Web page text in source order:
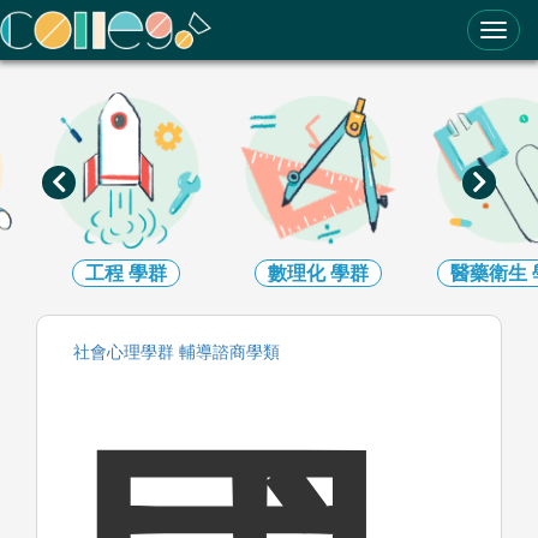
ColleGo! 大學選才與高中育才輔助系統
工程 學群 數理化學群 醫藥衛生
社會心理學群 輔導諮商學類